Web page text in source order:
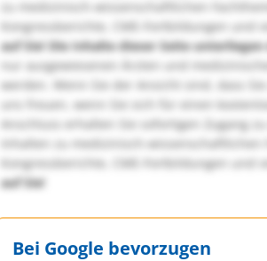
zu medizinisch-wissenschaftlichen
Kongressberichte, CME-Fortbildungen und
auf Sie! Die Inhalte dieser Seite
nur ausgewiesenen Ärzten und
werden. Wenn Sie der Ansicht sind, dass
uns freuen, wenn Sie sich für einen
Anschluss erhalten Sie sofortigen Zugang
Inhalten zu medizinisch-
Kongressberichte, CME-Fortbildungen und
auf Sie!
Bei Google bevorzugen